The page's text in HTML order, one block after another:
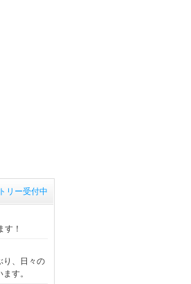
リー受付中
す！
り、日々の
す。